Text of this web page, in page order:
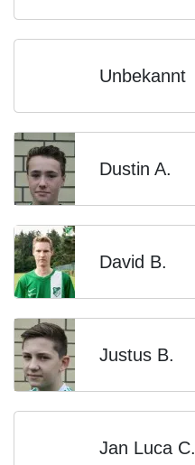
Unbekannt
Dustin A.
David B.
Justus B.
Jan Luca C.